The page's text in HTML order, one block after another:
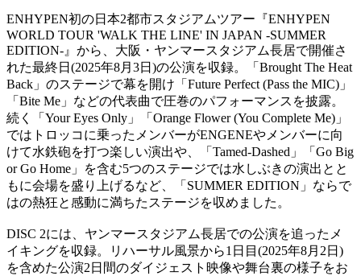
ENHYPEN初の日本2都市スタジアムツアー『ENHYPEN
WORLD TOUR 'WALK THE LINE' IN JAPAN -SUMMER
EDITION-』から、大阪・ヤンマースタジアム長居で開催さ
れた最終日(2025年8月3日)の公演を収録。「Brought The Heat
Back」のステージで幕を開け「Future Perfect (Pass the MIC)」
「Bite Me」などの代表曲で圧巻のパフォーマンスを披露。
続く「Your Eyes Only」「Orange Flower (You Complete Me)」
ではトロッコに乗ったメンバーがENGENEやメンバーに向
けて水鉄砲を打つ楽しい演出や、「Tamed-Dashed」「Go Big
or Go Home」を含む5つのステージでは水しぶきの演出とと
もに会場を盛り上げるなど、「SUMMER EDITION」ならで
はの熱狂と感動に満ちたステージを収めました。
DISC 2には、ヤンマースタジアム長居での公演を追ったメ
イキングを収録。リハーサル風景から1日目(2025年8月2日)
を含めた公演2日間のダイジェスト映像や舞台裏の様子をお